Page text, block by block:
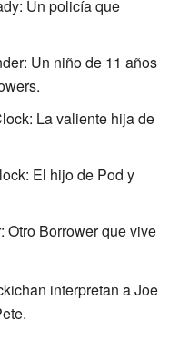
Un policía que
Un niño de 11 años
La valiente hija de
El hijo de Pod y
Otro Borrower que vive
interpretan a Joe